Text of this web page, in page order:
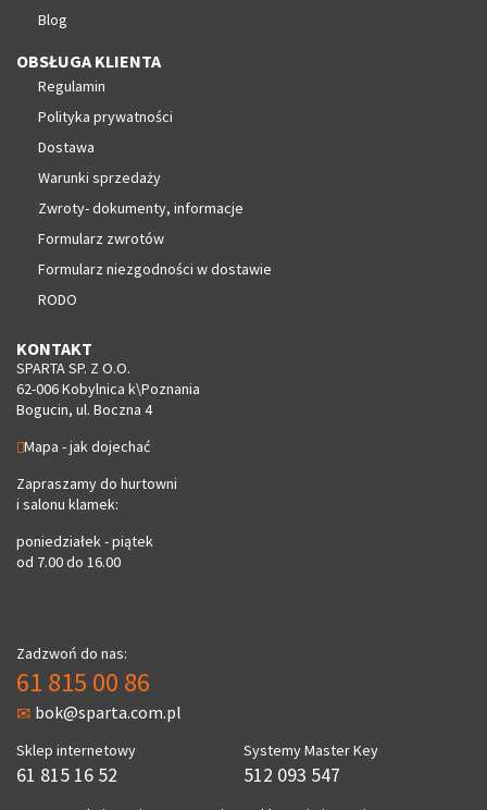
Blog
OBSŁUGA KLIENTA
Regulamin
Polityka prywatności
Dostawa
Warunki sprzedaży
Zwroty- dokumenty, informacje
Formularz zwrotów
Formularz niezgodności w dostawie
RODO
KONTAKT
SPARTA SP. Z O.O.
62-006 Kobylnica k\Poznania
Bogucin, ul. Boczna 4
Mapa - jak dojechać
Zapraszamy do hurtowni
i salonu klamek:
poniedziałek - piątek
od 7.00 do 16.00
Zadzwoń do nas:
61 815 00 86
bok@sparta.com.pl
Sklep internetowy
61 815 16 52
Systemy Master Key
512 093 547